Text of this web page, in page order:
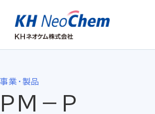
事業・製品
PM－P